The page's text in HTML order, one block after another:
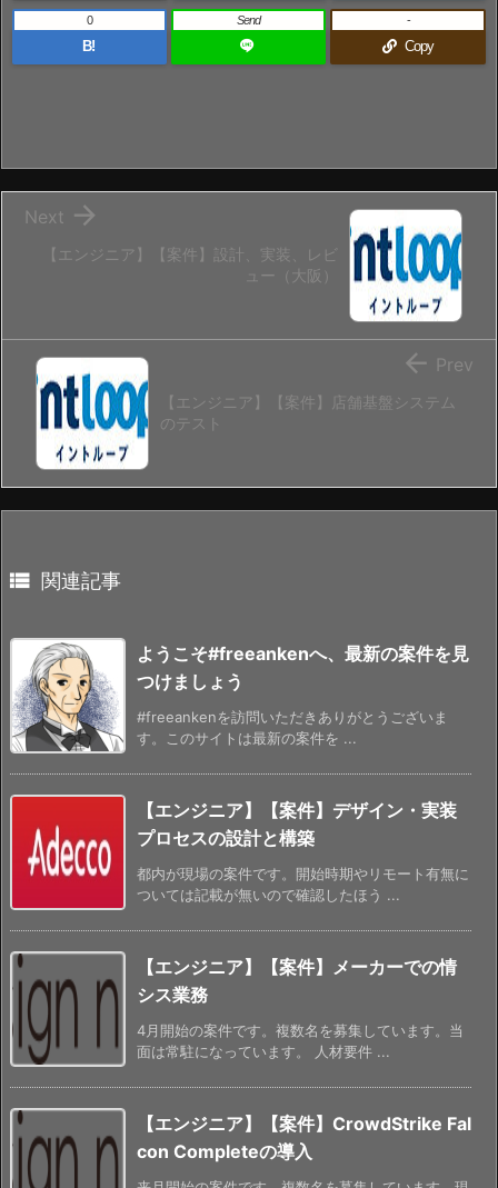
B!
0 Send
Copy
-
【エンジニア】【案件】設計、実装、レビ
ュー（大阪）

Next
【エンジニア】【案件】店舗基盤システム
のテスト
 Prev
 関連記事
ようこそ#freeankenへ、最新の案件を見
つけましょう
#freeankenを訪問いただきありがとうございま
す。このサイトは最新の案件を ...
【エンジニア】【案件】デザイン・実装
プロセスの設計と構築
都内が現場の案件です。開始時期やリモート有無に
ついては記載が無いので確認したほう ...
【エンジニア】【案件】メーカーでの情
シス業務
4月開始の案件です。複数名を募集しています。当
面は常駐になっています。 人材要件 ...
【エンジニア】【案件】CrowdStrike Fal
con Completeの導入